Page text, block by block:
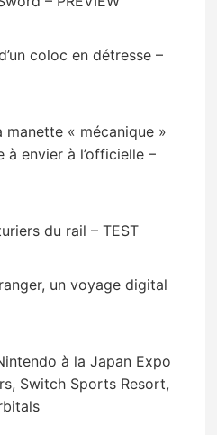
coloc en détresse –
« mécanique »
à envier à l’officielle –
du rail – TEST
un voyage digital
à la Japan Expo
Switch Sports Resort,